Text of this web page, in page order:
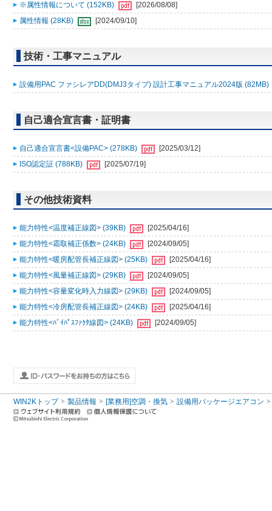
※属性情報について (152KB)
[2026/08/08]
属性情報 (28KB)
[2024/09/10]
技術・工事マニュアル
設備用PAC ファシレアDD(DMJ3タイプ) 設計工事マニュアル2024版 (82MB)
自己適合宣言書・証明書
自己適合宣言書<設備PAC> (278KB)
[2025/03/12]
ISO認定証 (788KB)
[2025/07/19]
その他技術資料
能力特性<温度補正線図> (39KB)
[2025/04/16]
能力特性<霜取補正係数> (24KB)
[2024/09/05]
能力特性<暖房配管長補正線図> (25KB)
[2025/04/16]
能力特性<風量補正線図> (29KB)
[2024/09/05]
能力特性<容量変化時入力線図> (29KB)
[2024/09/05]
能力特性<冷房配管長補正線図> (24KB)
[2025/04/16]
能力特性<ﾊﾞｲﾊﾟｽﾌｧｸﾀ線図> (24KB)
[2024/09/05]
WIN2Kトップ 製品情報 [業務用]空調・換気 設備用パッケージエアコン